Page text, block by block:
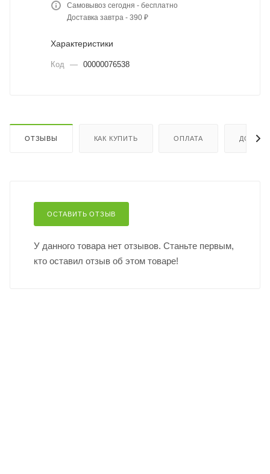
Самовывоз сегодня - бесплатно
Доставка завтра - 390 ₽
Характеристики
Код — 00000076538
ОТЗЫВЫ КАК КУПИТЬ ОПЛАТА
ОСТАВИТЬ ОТЗЫВ
У данного товара нет отзывов. Станьте первым,
кто оставил отзыв об этом товаре!